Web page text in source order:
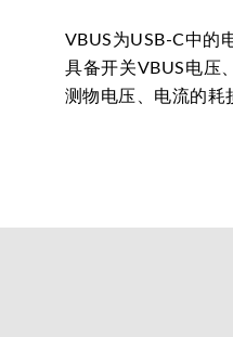
VBUS为USB-C中的
具备开关VBUS电压
测物电压、电流的耗